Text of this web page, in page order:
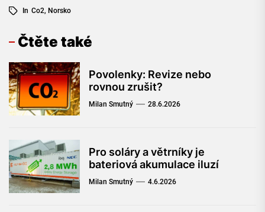
In Co2, Norsko
Čtěte také
Povolenky: Revize nebo
rovnou zrušit?
Milan Smutný 28.6.2026
Pro soláry a větrníky je
bateriová akumulace iluzí
Milan Smutný 4.6.2026